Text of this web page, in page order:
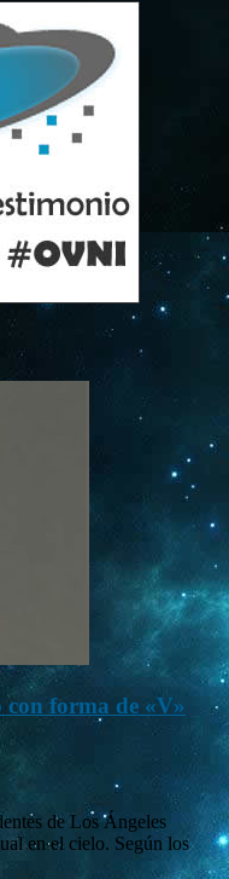
forma de «V»
de Los Ángeles
en el cielo. Según los